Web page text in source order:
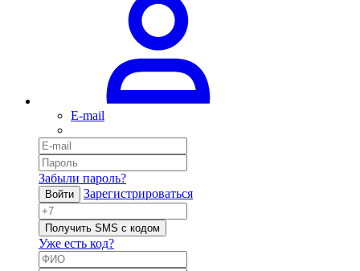
E-mail
Забыли пароль?
Войти Зарегистрироваться
Получить SMS с кодом
Уже есть код?